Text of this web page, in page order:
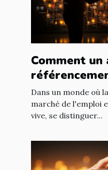
Comment un
booster
d'emploi
Dans un monde où
marché de l'emploi
vive, se distinguer...